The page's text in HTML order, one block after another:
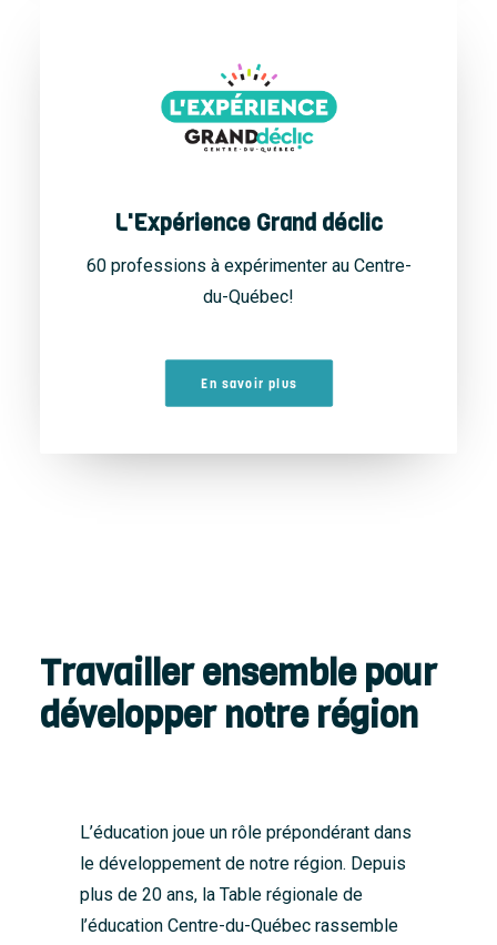
L'Expérience Grand déclic
60 professions à expérimenter au Centre-
du-Québec!
En savoir plus
Travailler ensemble pour
développer notre région
L’éducation joue un rôle prépondérant dans
le développement de notre région. Depuis
plus de 20 ans, la Table régionale de
l’éducation Centre-du-Québec rassemble